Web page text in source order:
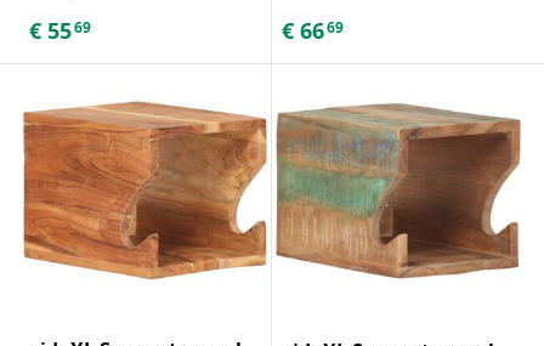
€ 5569 € 6669